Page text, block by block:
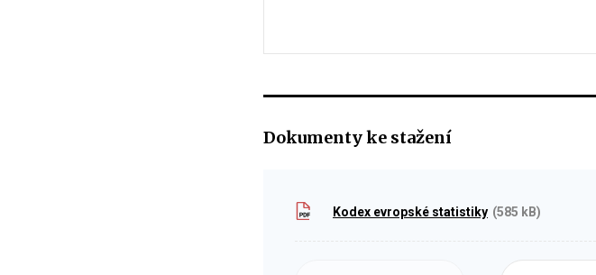
Dokumenty ke stažení
Kodex evropské statistiky (585 kB)